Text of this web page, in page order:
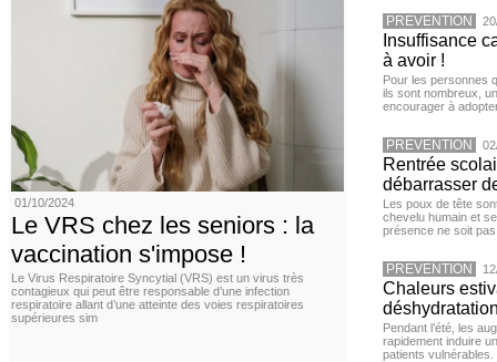
01/10/2024
Le VRS chez les seniors : la
vaccination s'impose !
Le Virus Respiratoire Syncytial (VRS) est un virus très
contagieux qui peut être responsable d’une infection
respiratoire allant d’une atteinte des voies respiratoires
supérieures sim
PREVENTION
Insuffisance
à avoir !
Pour les personnes
ils sont nombreux,
encourager à
PREVENTION
Rentrée
débarrasser
Les poux de tête
chevelu humain et
présence ne soit
PREVENTION
Chaleurs
Pendant l’été, les
rapidement induire
patients